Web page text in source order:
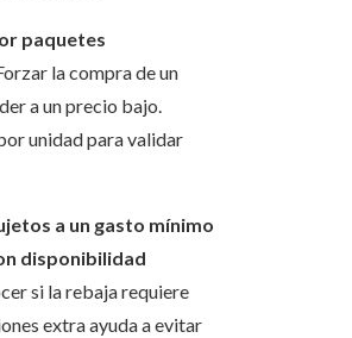
paquetes
la compra de un
a un precio bajo.
unidad para validar
a un gasto mínimo
disponibilidad
si la rebaja requiere
extra ayuda a evitar